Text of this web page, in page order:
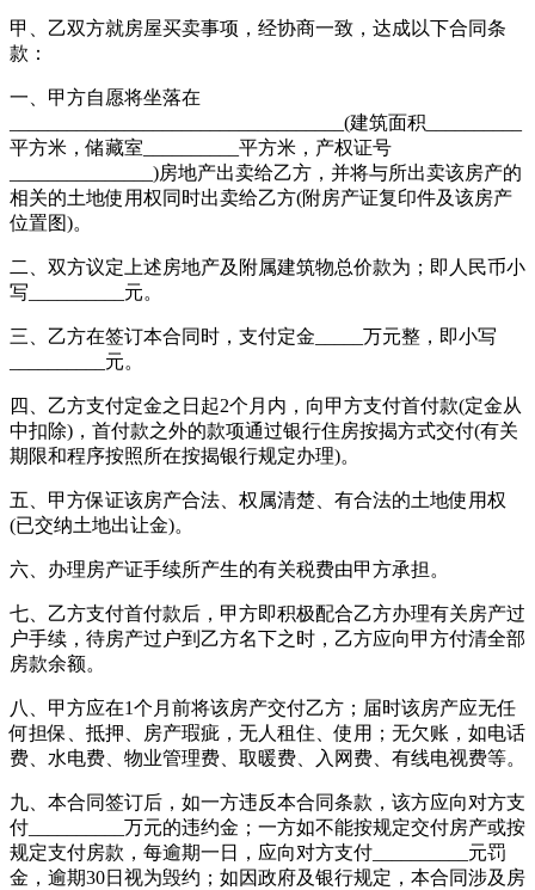
甲、乙双方就房屋买卖事项，经协商一致，达成以下合同条
款：
一、甲方自愿将坐落在
___________________________________(建筑面积__________
平方米，储藏室__________平方米，产权证号
_______________)房地产出卖给乙方，并将与所出卖该房产的
相关的土地使用权同时出卖给乙方(附房产证复印件及该房产
位置图)。
二、双方议定上述房地产及附属建筑物总价款为；即人民币小
写__________元。
三、乙方在签订本合同时，支付定金_____万元整，即小写
__________元。
四、乙方支付定金之日起2个月内，向甲方支付首付款(定金从
中扣除)，首付款之外的款项通过银行住房按揭方式交付(有关
期限和程序按照所在按揭银行规定办理)。
五、甲方保证该房产合法、权属清楚、有合法的土地使用权
(已交纳土地出让金)。
六、办理房产证手续所产生的有关税费由甲方承担。
七、乙方支付首付款后，甲方即积极配合乙方办理有关房产过
户手续，待房产过户到乙方名下之时，乙方应向甲方付清全部
房款余额。
八、甲方应在1个月前将该房产交付乙方；届时该房产应无任
何担保、抵押、房产瑕疵，无人租住、使用；无欠账，如电话
费、水电费、物业管理费、取暖费、入网费、有线电视费等。
九、本合同签订后，如一方违反本合同条款，该方应向对方支
付__________万元的违约金；一方如不能按规定交付房产或按
规定支付房款，每逾期一日，应向对方支付__________元罚
金，逾期30日视为毁约；如因政府及银行规定，本合同涉及房